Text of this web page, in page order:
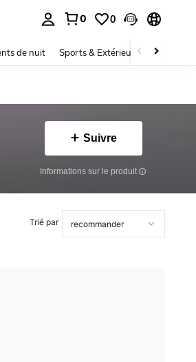
0 0
de nuit Sports & Extérieur Enfants
Suivre
Informations sur le produit
Trié par